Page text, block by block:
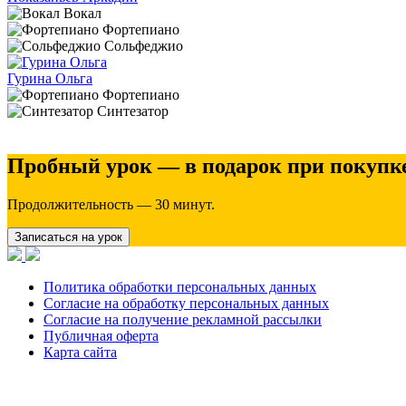
Вокал
Фортепиано
Сольфеджио
Гурина Ольга
Фортепиано
Синтезатор
Пробный урок — в подарок при
Продолжительность — 30 минут.
Записаться на урок
Политика обработки персональных данных
Согласие на обработку персональных данных
Согласие на получение рекламной рассылки
Публичная оферта
Карта сайта